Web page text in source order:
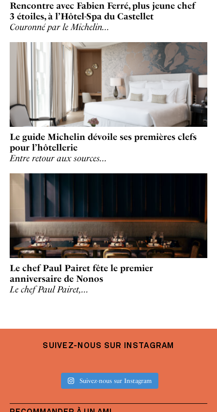
Rencontre avec Fabien Ferré, plus jeune chef
3 étoiles, à l’Hôtel-Spa du Castellet
Couronné par le Michelin…
Le guide Michelin dévoile ses premières clefs
pour l’hôtellerie
Entre retour aux sources…
Le chef Paul Pairet fête le premier
anniversaire de Nonos
Le chef Paul Pairet,…
SUIVEZ-NOUS SUR INSTAGRAM
Suivez-nous sur Instagram